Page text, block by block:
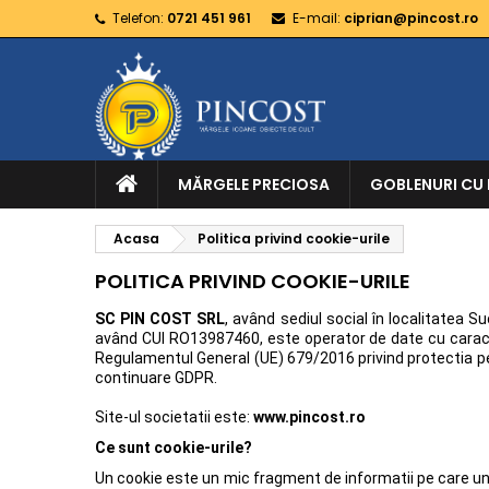
Telefon: 0721 451 961 E-mail: ciprian@pincost.ro
MĂRGELE PRECIOSA GOBLENURI CU
Acasa Politica privind cookie-urile
POLITICA PRIVIND COOKIE-URILE
SC PIN COST SRL, având sediul social în localitatea
având CUI
RO13987460, este operator de date cu
Regulamentul General (UE) 679/2016 privind
continuare GDPR.
Site-ul societatii este: www.pincost.ro
Ce sunt cookie-urile?
Un cookie este un mic fragment de informatii pe care